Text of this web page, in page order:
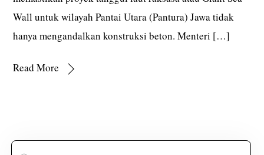
Wall untuk wilayah Pantai Utara (Pantura) Jawa tidak
hanya mengandalkan konstruksi beton. Menteri […]
Read More